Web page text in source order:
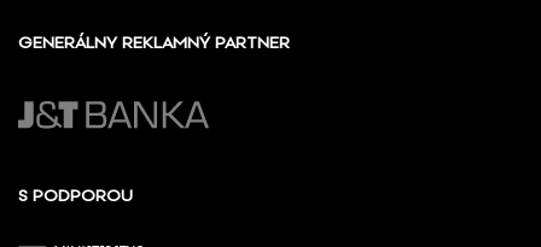
GENERÁLNY REKLAMNÝ PARTNER
S PODPOROU